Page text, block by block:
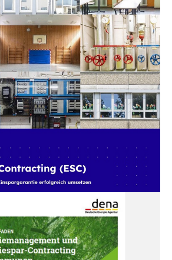
(ESC)
„Energiespar-Contracting
mit Einspargarantie
stellt aktuelle
Musterdokumente für die
und...